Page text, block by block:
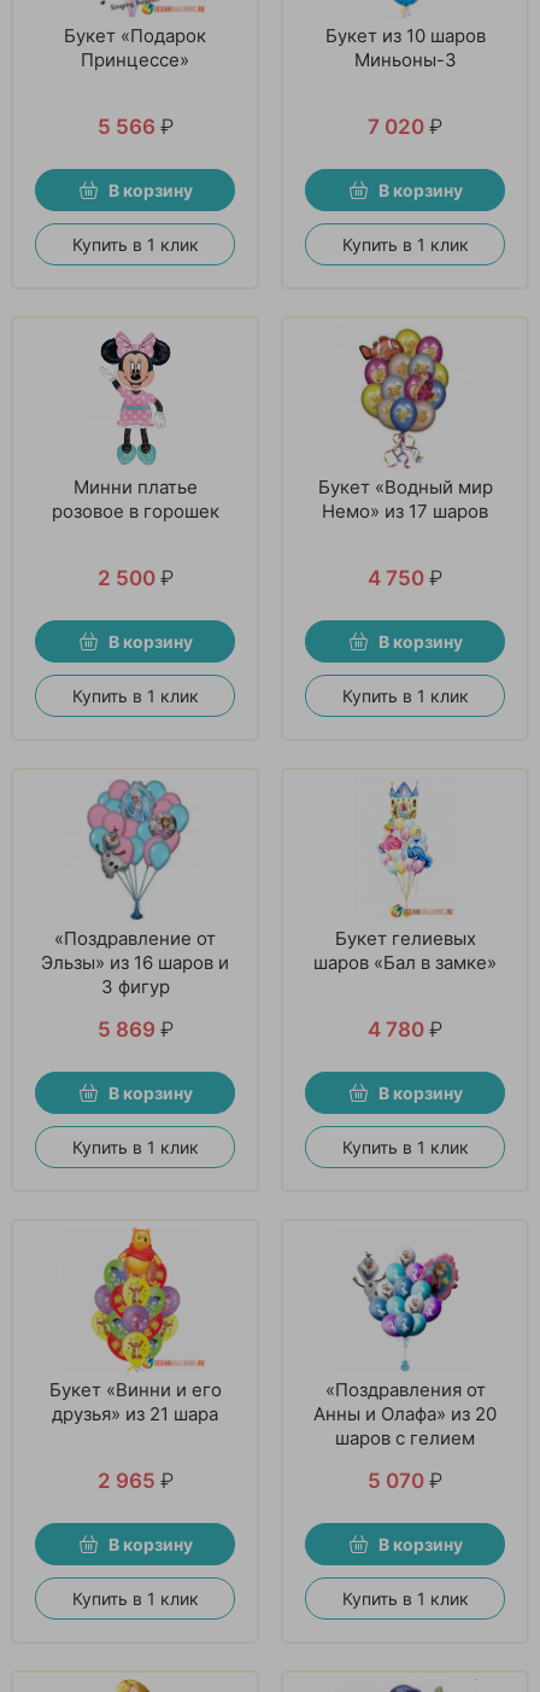
Букет «Подарок
Принцессе»
5 566 ₽
В корзину
Купить в 1 клик
Букет из 10 шаров
Миньоны-3
7 020 ₽
В корзину
Купить в 1 клик
Минни платье
розовое в горошек
2 500 ₽
В корзину
Купить в 1 клик
Букет «Водный мир
Немо» из 17 шаров
4 750 ₽
В корзину
Купить в 1 клик
«Поздравление от
Эльзы» из 16 шаров и
3 фигур
5 869 ₽
В корзину
Купить в 1 клик
Букет гелиевых
шаров «Бал в замке»
4 780 ₽
В корзину
Купить в 1 клик
Букет «Винни и его
друзья» из 21 шара
2 965 ₽
В корзину
Купить в 1 клик
«Поздравления от
Анны и Олафа» из 20
шаров с гелием
5 070 ₽
В корзину
Купить в 1 клик